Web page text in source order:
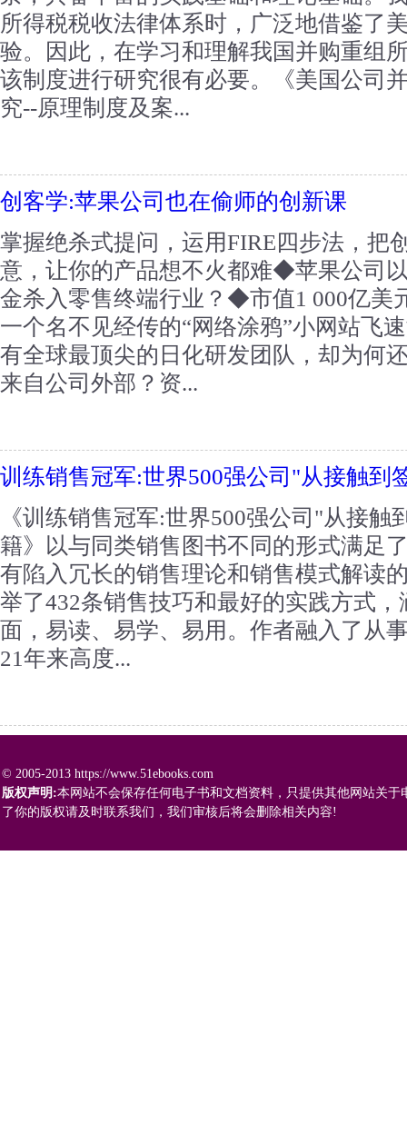
所得税税收法律体系时，广泛地借鉴了
验。因此，在学习和理解我国并购重组
该制度进行研究很有必要。《美国公司
究--原理制度及案...
创客学:苹果公司也在偷师的创新课
掌握绝杀式提问，运用FIRE四步法，把
意，让你的产品想不火都难◆苹果公司
金杀入零售终端行业？◆市值1 000亿美
一个名不见经传的“网络涂鸦”小网站飞
有全球最顶尖的日化研发团队，却为何
来自公司外部？资...
训练销售冠军:世界500强公司"从接触到
《训练销售冠军:世界500强公司"从接
籍》以与同类销售图书不同的形式满足
有陷入冗长的销售理论和销售模式解读
举了432条销售技巧和最好的实践方式
面，易读、易学、易用。作者融入了从
21年来高度...
© 2005-2013 https://www.51ebooks.com
版权声明:本网站不会保存任何电子书和文档资料，只提供其他网站关
了你的版权请及时联系我们，我们审核后将会删除相关内容!